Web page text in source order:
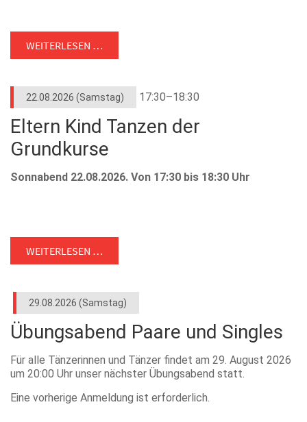
WEITERLESEN …
22.08.2026 (Samstag) 17:30–18:30
Eltern Kind Tanzen der
Grundkurse
Sonnabend 22.08.2026. Von 17:30 bis 18:30 Uhr
WEITERLESEN …
29.08.2026 (Samstag)
Übungsabend Paare und Singles
Für alle Tänzerinnen und Tänzer findet am 29. August 2026
um 20:00 Uhr unser nächster Übungsabend statt.
Eine vorherige Anmeldung ist erforderlich.